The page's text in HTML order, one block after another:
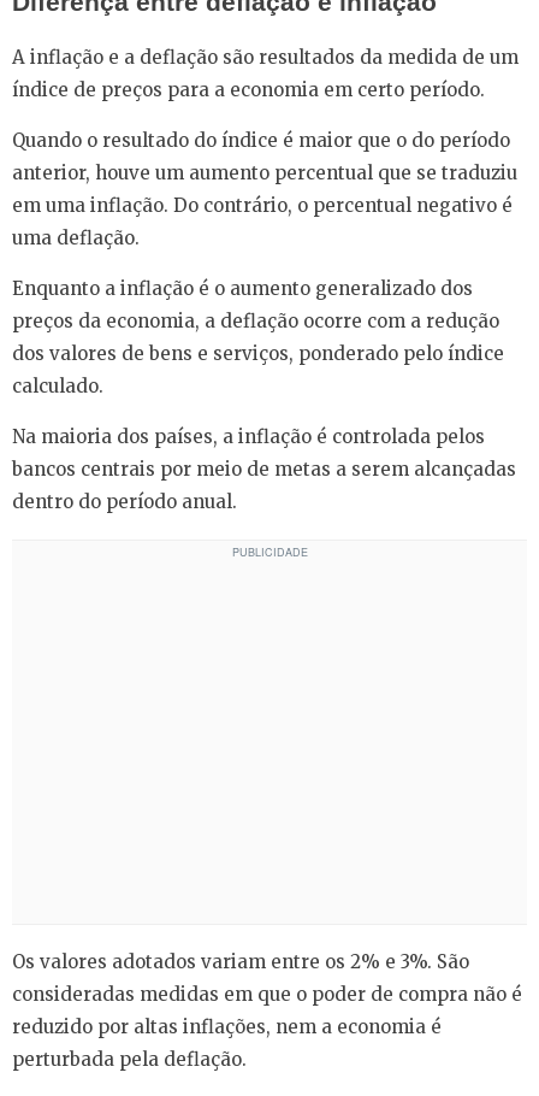
A inflação e a deflação são resultados da medida de um
índice de preços para a economia em certo período.
Quando o resultado do índice é maior que o do período
anterior, houve um aumento percentual que se traduziu
em uma inflação. Do contrário, o percentual negativo é
uma deflação.
Enquanto a inflação é o aumento generalizado dos
preços da economia, a deflação ocorre com a redução
dos valores de bens e serviços, ponderado pelo índice
calculado.
Na maioria dos países, a inflação é controlada pelos
bancos centrais por meio de metas a serem alcançadas
dentro do período anual.
Os valores adotados variam entre os 2% e 3%. São
consideradas medidas em que o poder de compra não é
reduzido por altas inflações, nem a economia é
perturbada pela deflação.